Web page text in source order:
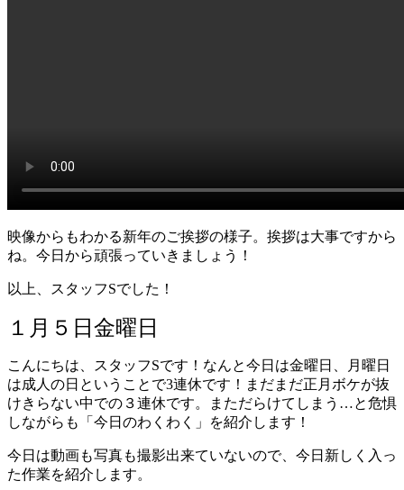
映像からもわかる新年のご挨拶の様子。挨拶は大事ですから
ね。今日から頑張っていきましょう！
以上、スタッフSでした！
１月５日金曜日
こんにちは、スタッフSです！なんと今日は金曜日、月曜日
は成人の日ということで3連休です！まだまだ正月ボケが抜
けきらない中での３連休です。まただらけてしまう…と危惧
しながらも「今日のわくわく」を紹介します！
今日は動画も写真も撮影出来ていないので、今日新しく入っ
た作業を紹介します。